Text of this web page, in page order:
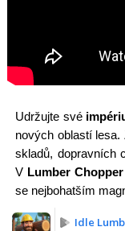
Udržujte své
nových oblastí lesa.
skladů, dopravních
V Lumber Chopper
se nejbohatším
Idle